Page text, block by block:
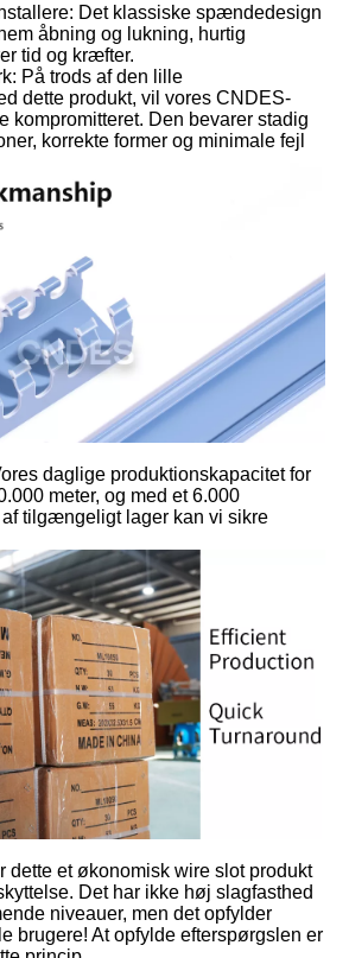
Det klassiske spændedesign
åbning og lukning, hurtig
tid og kræfter.
På trods af den lille
dette produkt, vil vores CNDES-
kompromitteret. Den bevarer stadig
korrekte former og minimale fejl
daglige produktionskapacitet for
meter, og med et 6.000
af tilgængeligt lager kan vi sikre
dette et økonomisk wire slot produkt
Det har ikke høj slagfasthed
niveauer, men det opfylder
brugere! At opfylde efterspørgslen er